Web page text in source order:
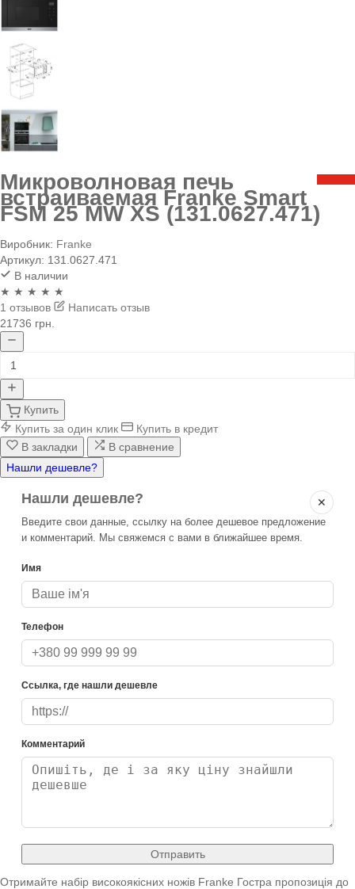
Микроволновая печь
встраиваемая Franke Smart
FSM 25 MW XS (131.0627.471)
Виробник: Franke
Артикул: 131.0627.471
В наличии
★ ★ ★ ★ ★
1 отзывов
Написать отзыв
21736 грн.
Купить
Купить за один клик
Купить в кредит
В закладки
В сравнение
Нашли дешевле?
✕
Нашли дешевле?
Введите свои данные, ссылку на более дешевое предложение
и комментарий. Мы свяжемся с вами в ближайшее время.
Имя
Телефон
Ссылка, где нашли дешевле
Комментарий
Отправить
Отримайте набір високоякісних ножів Franke Гостра пропозиція до